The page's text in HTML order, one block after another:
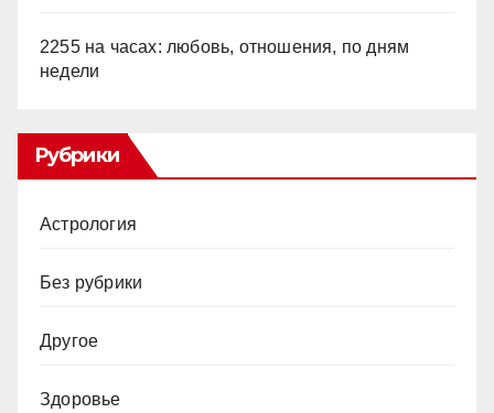
2255 на часах: любовь, отношения, по дням
недели
Рубрики
Астрология
Без рубрики
Другое
Здоровье